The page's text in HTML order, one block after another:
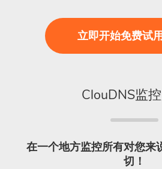
立即开始免费试
ClouDNS监
在一个地方监控所有对您来
切！